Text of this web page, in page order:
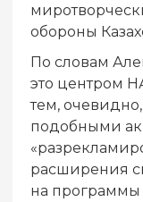
обороны
По словам
это центром
тем,
подобными
расширения
на программы